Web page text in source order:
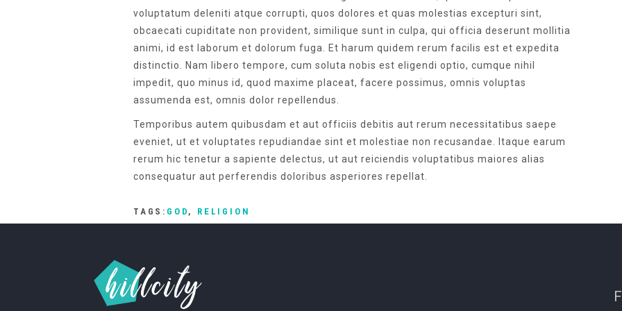
TAGS: GOD , RELIGION
voluptatum deleniti atque corrupti, quos dolores et quas molestias excepturi sint,
obcaecati cupiditate non provident, similique sunt in culpa, qui officia deserunt mollitia
animi, id est laborum et dolorum fuga. Et harum quidem rerum facilis est et expedita
distinctio. Nam libero tempore, cum soluta nobis est eligendi optio, cumque nihil
impedit, quo minus id, quod maxime placeat, facere possimus, omnis voluptas
assumenda est, omnis dolor repellendus.
Temporibus autem quibusdam et aut officiis debitis aut rerum necessitatibus saepe
eveniet, ut et voluptates repudiandae sint et molestiae non recusandae. Itaque earum
rerum hic tenetur a sapiente delectus, ut aut reiciendis voluptatibus maiores alias
consequatur aut perferendis doloribus asperiores repellat.